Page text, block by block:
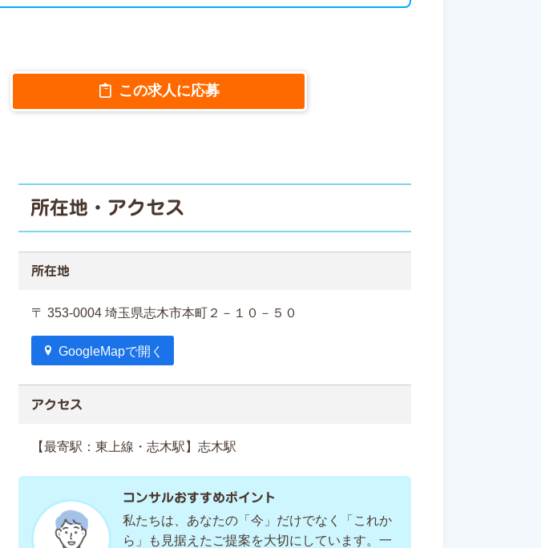
この求人に応募
所在地・アクセス
所在地
〒 353-0004 埼玉県志木市本町２－１０－５０
GoogleMapで開く
アクセス
【最寄駅：東上線・志木駅】志木駅
コンサルおすすめポイント
私たちは、あなたの「今」だけでなく「これか
ら」も見据えたご提案を大切にしています。一